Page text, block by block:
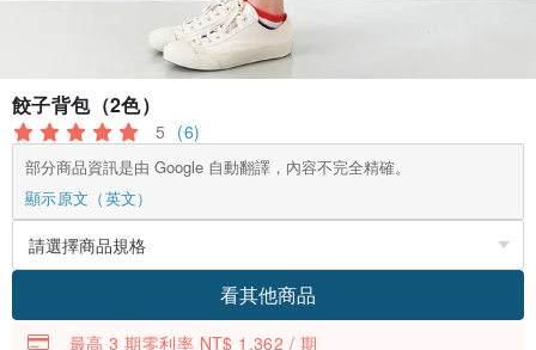
餃子背包（2色）
5 (6)
部分商品資訊是由 Google 自動翻譯，內容不完全精確。
顯示原文（英文）
看其他商品
最高 3 期零利率 NT$ 1,362 / 期